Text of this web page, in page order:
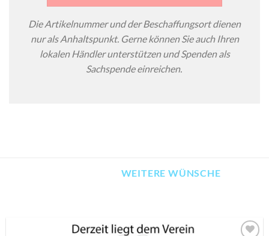
Die Artikelnummer und der Beschaffungsort dienen
nur als Anhaltspunkt. Gerne können Sie auch Ihren
lokalen Händler unterstützen und Spenden als
Sachspende einreichen.
WEITERE WÜNSCHE